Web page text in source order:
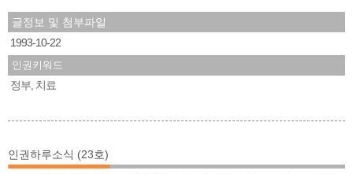
글정보 및 첨부파일
1993-10-22
인권키워드
정부 치료
인권하루소식 (23호)